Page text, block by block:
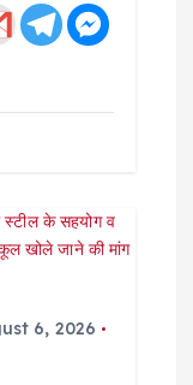
6, 2026